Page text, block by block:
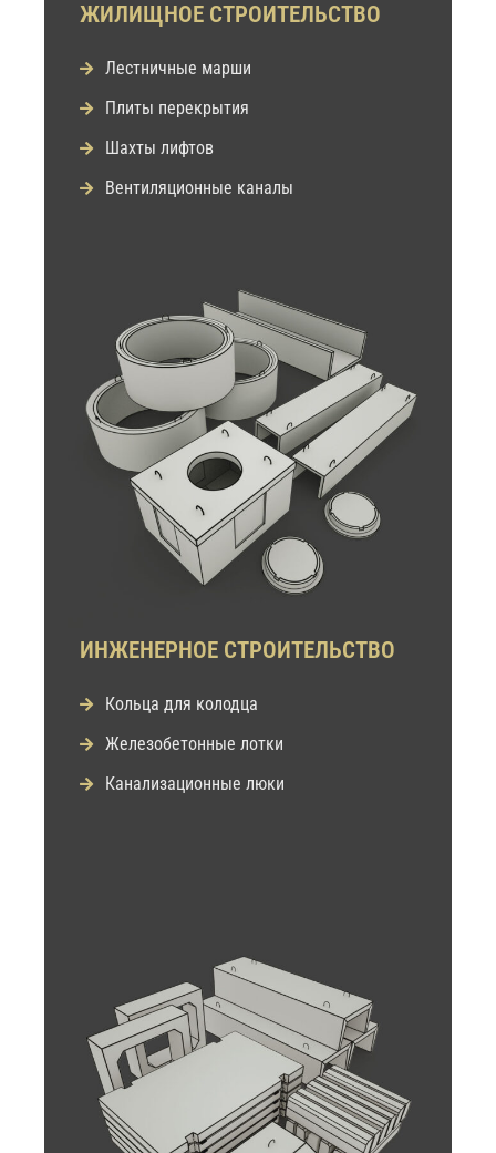
ЖИЛИЩНОЕ СТРОИТЕЛЬСТВО
Лестничные марши
Плиты перекрытия
Шахты лифтов
Вентиляционные каналы
ИНЖЕНЕРНОЕ СТРОИТЕЛЬСТВО
Кольца для колодца
Железобетонные лотки
Канализационные люки